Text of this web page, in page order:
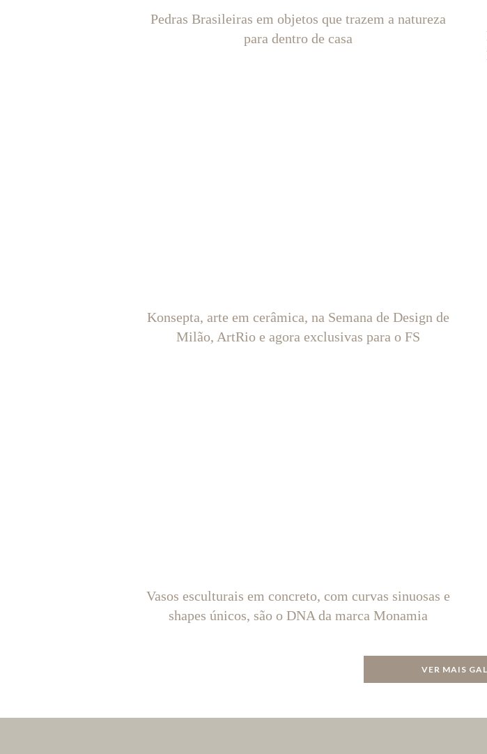
Pedras Brasileiras em objetos que trazem a natureza
para dentro de casa
Konsepta, arte em cerâmica, na Semana de Design de
Milão, ArtRio e agora exclusivas para o FS
Vasos esculturais em concreto, com curvas sinuosas e
shapes únicos, são o DNA da marca Monamia
VER MAIS